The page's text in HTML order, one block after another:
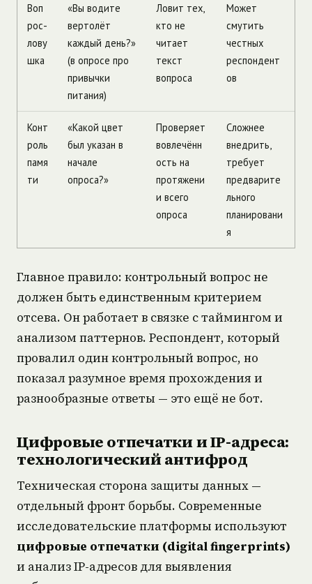
Воп
рос-
лову
шка
«Вы водите
вертолёт
каждый день?»
(в опросе про
привычки
питания)
Ловит тех,
кто не
читает
текст
вопроса
Может
смутить
честных
респондент
ов
Конт
роль
памя
ти
«Какой цвет
был указан в
начале
опроса?»
Проверяет
вовлечённ
ость на
протяжени
и всего
опроса
Сложнее
внедрить,
требует
предварите
льного
планировани
я
Главное правило: контрольный вопрос не
должен быть единственным критерием
отсева. Он работает в связке с таймингом и
анализом паттернов. Респондент, который
провалил один контрольный вопрос, но
показал разумное время прохождения и
разнообразные ответы — это ещё не бот.
Цифровые отпечатки и IP-адреса:
технологический антифрод
Техническая сторона защиты данных —
отдельный фронт борьбы. Современные
исследовательские платформы используют
цифровые отпечатки (digital fingerprints)
и анализ IP-адресов для выявления